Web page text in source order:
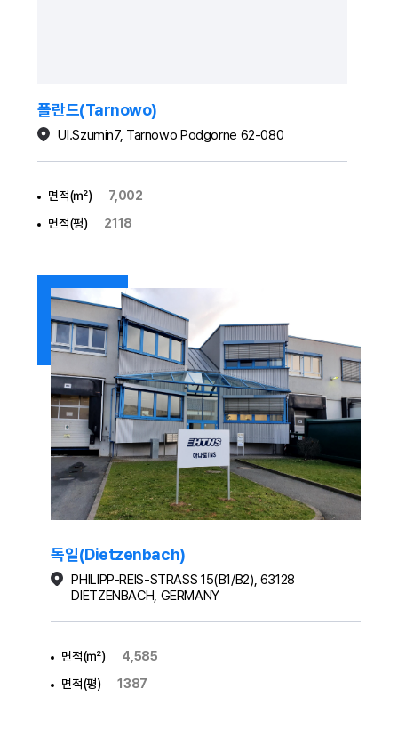
폴란드(Tarnowo)
Ul.Szumin7, Tarnowo Podgorne 62-080
면적(㎡)
7,002
면적(평)
2118
독일(Dietzenbach)
PHILIPP-REIS-STRASS 15(B1/B2), 63128
DIETZENBACH, GERMANY
면적(㎡)
4,585
면적(평)
1387